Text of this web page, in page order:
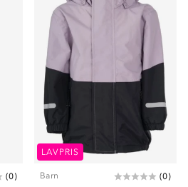
(0)
LAVPRIS
Barn (0)